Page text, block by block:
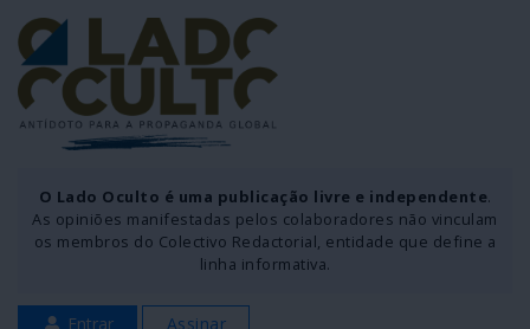
O Lado Oculto é uma publicação livre e independente.
As opiniões manifestadas pelos colaboradores não vinculam
os membros do Colectivo Redactorial, entidade que define a
linha informativa.
Entrar Assinar